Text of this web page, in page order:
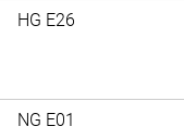
HG E26
NG E01